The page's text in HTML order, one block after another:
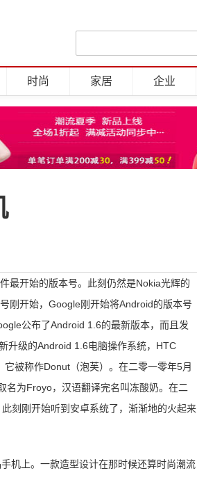
时尚 家居 企业
最开始的版本号。此刻仍然是Nokia光辉的
刚开始，Google刚开始将Android的版本号
公布了Android 1.6的最新版本，而且发
升级的Android 1.6电脑操作系统，HTC
被称作Donut（泡芙）。 在二零一零年5月
为Froyo，汉语翻译完名叫冻酸奶。 在二
刻刚开始听到安卓系统了，渐渐地的火起来
机上。一款造型设计在那时候还算时尚潮流